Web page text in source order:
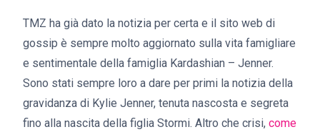
TMZ ha già dato la notizia per certa e il sito web di
gossip è sempre molto aggiornato sulla vita famigliare
e sentimentale della famiglia Kardashian – Jenner.
Sono stati sempre loro a dare per primi la notizia della
gravidanza di Kylie Jenner, tenuta nascosta e segreta
fino alla nascita della figlia Stormi. Altro che crisi, come